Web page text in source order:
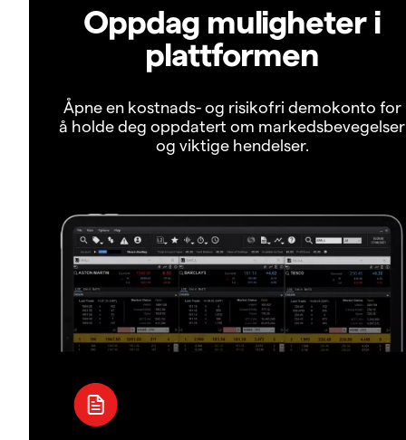
Oppdag muligheter i
plattformen
Åpne en kostnads- og risikofri demokonto for
å holde deg oppdatert om markedsbevegelser
og viktige hendelser.